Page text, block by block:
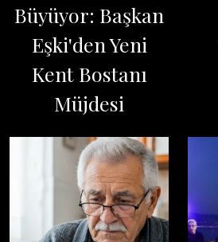
Büyüyor: Başkan
Eşki'den Yeni
Kent Bostanı
Müjdesi